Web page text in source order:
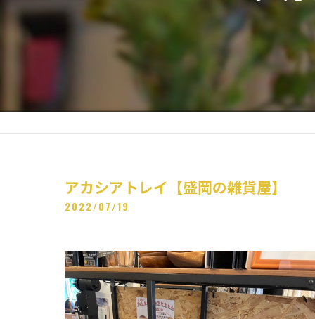
アカシアトレイ【盛岡の雑貨屋】
2022/07/19